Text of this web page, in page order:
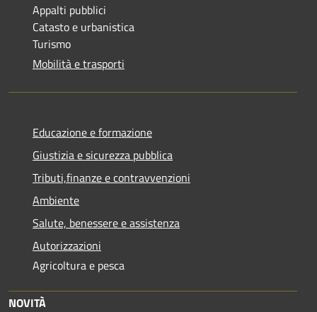
Appalti pubblici
Catasto e urbanistica
Turismo
Mobilità e trasporti
Educazione e formazione
Giustizia e sicurezza pubblica
Tributi,finanze e contravvenzioni
Ambiente
Salute, benessere e assistenza
Autorizzazioni
Agricoltura e pesca
NOVITÀ